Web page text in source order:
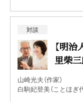
対談
【明
里柴
山崎光夫（作家）
白駒妃登美（ことほぎ